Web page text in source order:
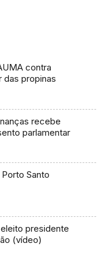
contra
das propinas
recebe
parlamentar
Santo
presidente
(vídeo)